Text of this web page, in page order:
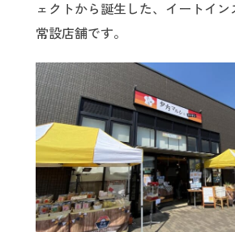
ェクトから誕生した、イートイ
常設店舗です。